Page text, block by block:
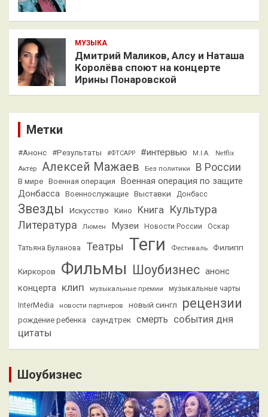
МУЗЫКА
Дмитрий Маликов, Алсу и Наташа
Королёва споют на концерте
Ирины Понаровской
Метки
#Анонс #Результаты #ФТСАРР #интервью M.I.A. Netflix
Актёр Алексей Мажаев Без политики В России
В мире Военная операция
Военная операция по защите
Донбасса
Военнослужащие Выставки Донбасс
Звезды Искусство Кино Книга Культура
Литература Люмен Музеи Новости России Оскар
Татьяна Буланова Театры Теги Фестиваль Филипп
Киркоров Фильмы Шоубизнес анонс
концерта
клип музыкальные премии
музыкальные чарты
InterMedia
новости партнеров новый сингл рецензии
рождение ребенка саундтрек смерть события дня
цитаты
Шоубизнес